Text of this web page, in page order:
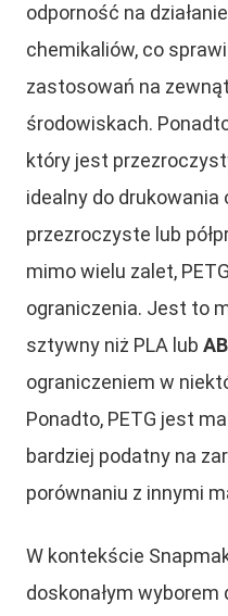
odporność na
chemikaliów, co
zastosowań na
środowiskach.
który jest
idealny do
przezroczyste lub
mimo wielu zalet,
ograniczenia. Jest to
sztywny niż PLA lub
ograniczeniem w
Ponadto, PETG jest
bardziej podatny na
porównaniu z innymi
W kontekście
doskonałym